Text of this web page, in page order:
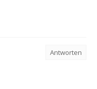
Antworten